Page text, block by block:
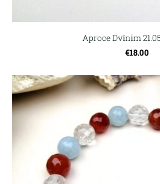
Aproce Dvīnim
€18.00